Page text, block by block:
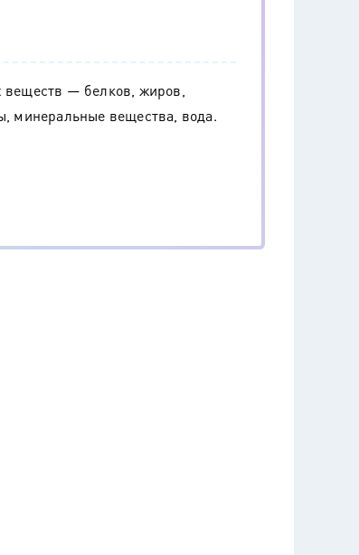
веществ — белков, жиров,
минеральные вещества, вода.